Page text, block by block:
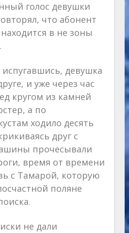
голос девушки
что абонент
в не зоны
девушка
и уже через час
кругом из камней
а по
ходило десять
друг с
прочесывали
время от времени
с Тамарой, которую
поляне
не дали